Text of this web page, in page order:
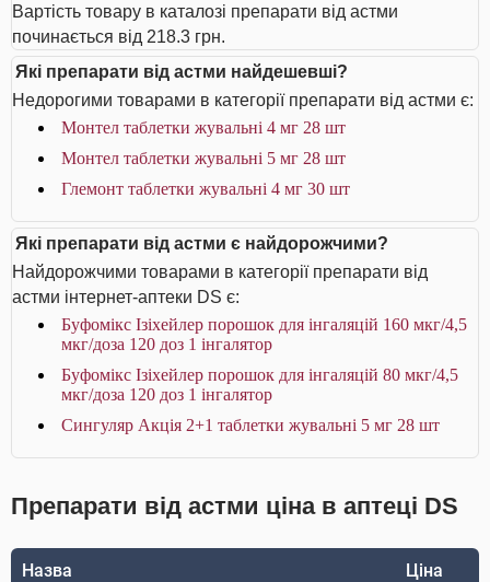
Вартість товару в каталозі препарати від астми
починається від 218.3 грн.
Які препарати від астми найдешевші?
Недорогими товарами в категорії препарати від астми є:
Монтел таблетки жувальні 4 мг 28 шт
Монтел таблетки жувальні 5 мг 28 шт
Глемонт таблетки жувальні 4 мг 30 шт
Які препарати від астми є найдорожчими?
Найдорожчими товарами в категорії препарати від
астми інтернет-аптеки DS є:
Буфомікс Ізіхейлер порошок для інгаляцій 160 мкг/4,5
мкг/доза 120 доз 1 інгалятор
Буфомікс Ізіхейлер порошок для інгаляцій 80 мкг/4,5
мкг/доза 120 доз 1 інгалятор
Сингуляр Акція 2+1 таблетки жувальні 5 мг 28 шт
Препарати від астми ціна в аптеці DS
Назва Ціна